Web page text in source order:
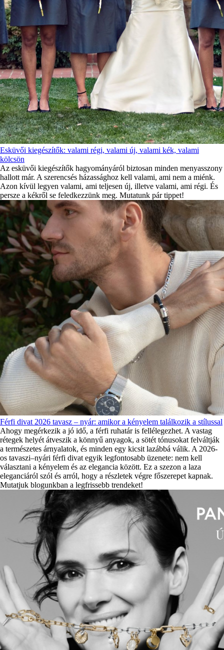
Esküvői kiegészítők: valami régi, valami új, valami kék, valami
kölcsön
Az esküvői kiegészítők hagyományáról biztosan minden menyasszony
hallott már. A szerencsés házassághoz kell valami, ami nem a miénk.
Azon kívül legyen valami, ami teljesen új, illetve valami, ami régi. És
persze a kékről se feledkezzünk meg. Mutatunk pár tippet!
Férfi divat 2026 tavasz – nyár: amikor a kényelem találkozik a stílussal
Ahogy megérkezik a jó idő, a férfi ruhatár is fellélegezhet. A vastag
rétegek helyét átveszik a könnyű anyagok, a sötét tónusokat felváltják
a természetes árnyalatok, és minden egy kicsit lazábbá válik. A 2026-
os tavaszi–nyári férfi divat egyik legfontosabb üzenete: nem kell
választani a kényelem és az elegancia között. Ez a szezon a laza
eleganciáról szól és arról, hogy a részletek végre főszerepet kapnak.
Mutatjuk blogunkban a legfrissebb trendeket!